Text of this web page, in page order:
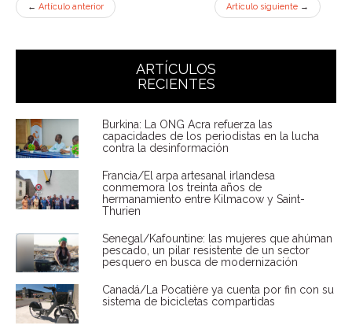
← Artículo anterior Artículo siguiente →
ARTÍCULOS
RECIENTES
Burkina: La ONG Acra refuerza las
capacidades de los periodistas en la lucha
contra la desinformación
Francia/El arpa artesanal irlandesa
conmemora los treinta años de
hermanamiento entre Kilmacow y Saint-
Thurien
Senegal/Kafountine: las mujeres que ahúman
pescado, un pilar resistente de un sector
pesquero en busca de modernización
Canadá/La Pocatière ya cuenta por fin con su
sistema de bicicletas compartidas